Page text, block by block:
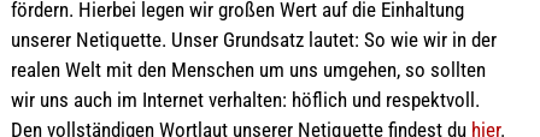
fördern. Hierbei legen wir großen Wert auf die Einhaltung
unserer Netiquette. Unser Grundsatz lautet: So wie wir in der
realen Welt mit den Menschen um uns umgehen, so sollten
wir uns auch im Internet verhalten: höflich und respektvoll.
Den vollständigen Wortlaut unserer Netiquette findest du hier.